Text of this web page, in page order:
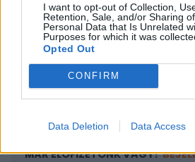
I want to opt-out of Collection,
Retention, Sale, and/or Sharing
Personal Data that Is Unrelated
Purposes for which it was
Opted Out
CONFIRM
Data Deletion Data Access
Az előfizetés a következőket
Portfolio.hu teljes
Kötéslisták: BÉT elmúlt 2 év
kötéslistái
Előfizetés
MÁR ELŐFIZETŐNK VAGY?